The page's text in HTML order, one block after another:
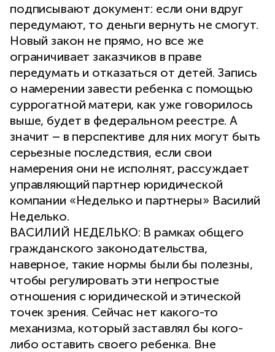
подписывают документ: если они вдруг
передумают, то деньги вернуть не смогут.
Новый закон не прямо, но все же
ограничивает заказчиков в праве
передумать и отказаться от детей. Запись
о намерении завести ребенка с помощью
суррогатной матери, как уже говорилось
выше, будет в федеральном реестре. А
значит – в перспективе для них могут быть
серьезные последствия, если свои
намерения они не исполнят, рассуждает
управляющий партнер юридической
компании «Неделько и партнеры» Василий
Неделько.
ВАСИЛИЙ НЕДЕЛЬКО: В рамках общего
гражданского законодательства,
наверное, такие нормы были бы полезны,
чтобы регулировать эти непростые
отношения с юридической и этической
точек зрения. Сейчас нет какого-то
механизма, который заставлял бы кого-
либо оставить своего ребенка. Вне